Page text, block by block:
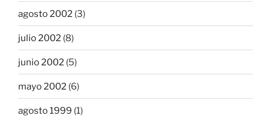
agosto 2002 (3)
julio 2002 (8)
junio 2002 (5)
mayo 2002 (6)
agosto 1999 (1)